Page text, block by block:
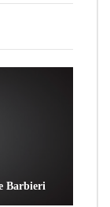
Barbieri